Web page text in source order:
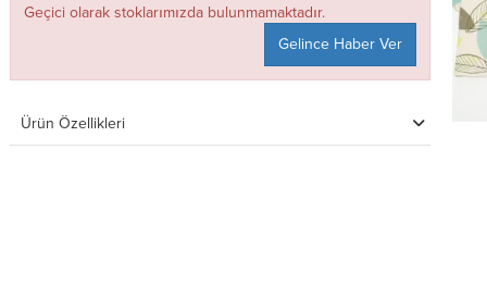
Geçici olarak stoklarımızda bulunmamaktadır.
Gelince Haber Ver
Ürün Özellikleri